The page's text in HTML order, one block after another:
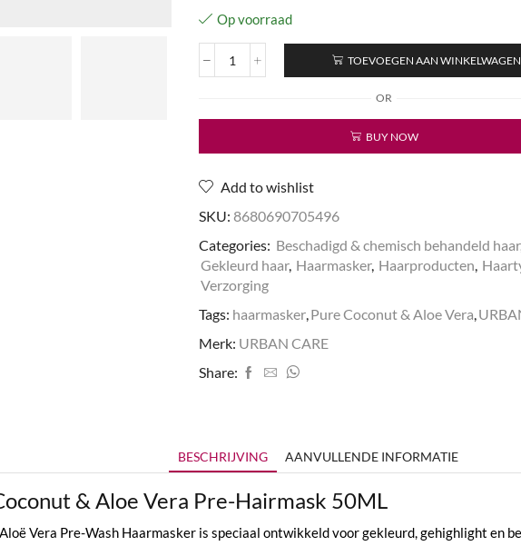
Op voorraad
Pure
Aloe
Pre-
aantal
TOEVOEGEN AAN WINKELWAGEN
OR
BUY NOW
Add to wishlist
SKU: 8680690705496
Categories: Beschadigd & chemisch behandeld haar
Gekleurd haar, Haarmasker, Haarproducten,
Verzorging
Tags: haarmasker,Pure Coconut & Aloe Vera,
Merk: URBAN CARE
Share:
BESCHRIJVING AANVULLENDE INFORMATIE
& Aloe Vera Pre-Hairmask 50ML
Vera Pre-Wash Haarmasker is speciaal ontwikkeld voor gekleurd, gehighlight en